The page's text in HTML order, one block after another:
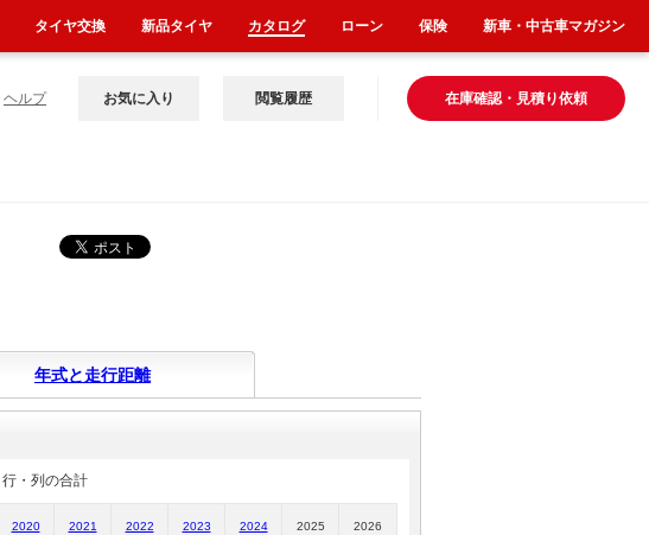
ヘルプ 在庫確認・見積り依頼
お気に入り 閲覧履歴
年式と走行距離
行・列の合計
2020
2021
2022
2023
2024
2025
2026
タイヤ交換 新品タイヤ カタログ ローン 保険 新車・中古車マガジン